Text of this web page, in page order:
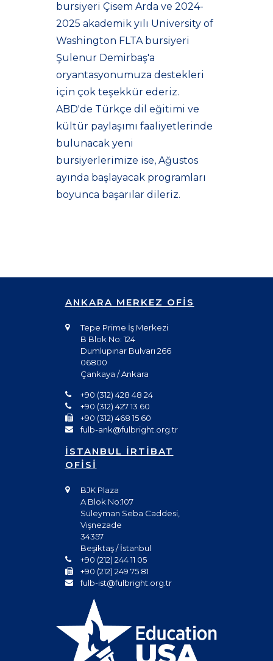
bursiyeri Çisem Arda ve 2024-
2025 akademik yılı University of
Washington FLTA bursiyeri
Şulenur Demirbaş'a
oryantasyonumuza destekleri
için çok teşekkür ederiz.
ABD'de Türkçe dil eğitimi ve
kültür paylaşımı faaliyetlerinde
bulunacak yeni
bursiyerlerimize ise, Ağustos
ayında başlayacak programları
boyunca başarılar dileriz.
ANKARA MERKEZ OFİS
Tepe Prime İş Merkezi
B Blok No: 124
Dumlupınar Bulvarı 266
06800
Çankaya / Ankara
+90 (312) 428 48 24
+90 (312) 427 13 60
+90 (312) 468 15 60
fulb-ank@fulbright.org.tr
İSTANBUL İRTİBAT
OFİSİ
BJK Plaza
A Blok No:107
Süleyman Seba Caddesi,
Vişnezade
34357
Beşiktaş / İstanbul
+90 (212) 244 11 05
+90 (212) 249 75 81
fulb-ist@fulbright.org.tr